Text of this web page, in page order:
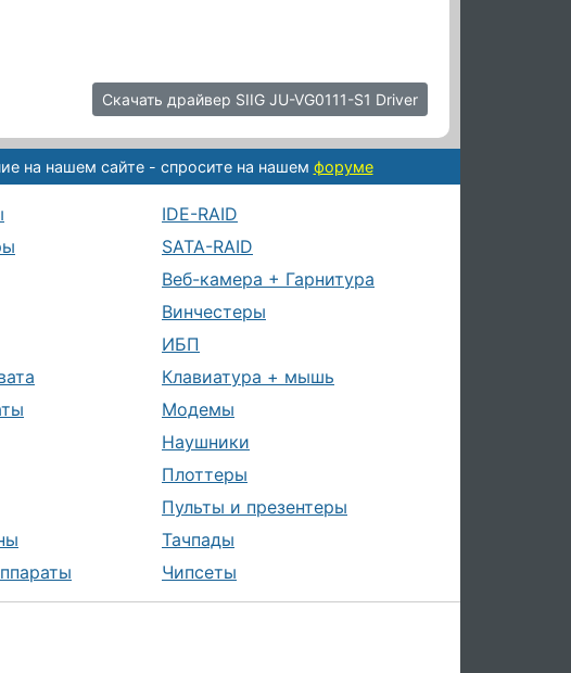
Скачать драйвер SIIG JU-VG0111-S1 Driver
на нашем сайте - спросите на нашем форуме
IDE-RAID
SATA-RAID
Веб-камера + Гарнитура
Винчестеры
ИБП
Клавиатура + мышь
Модемы
Наушники
Плоттеры
Пульты и презентеры
Тачпады
Чипсеты